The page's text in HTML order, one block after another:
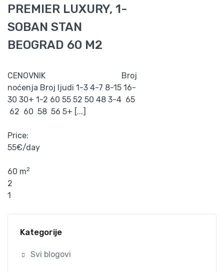
PREMIER LUXURY, 1-
SOBAN STAN
BEOGRAD 60 M2
CENOVNIK Broj
noćenja Broj ljudi 1-3 4-7 8-15 16-
30 30+ 1-2 60 55 52 50 48 3-4 65
62 60 58 56 5+ [...]
Price:
55€/day
60 m2
2
1
Kategorije
Svi blogovi